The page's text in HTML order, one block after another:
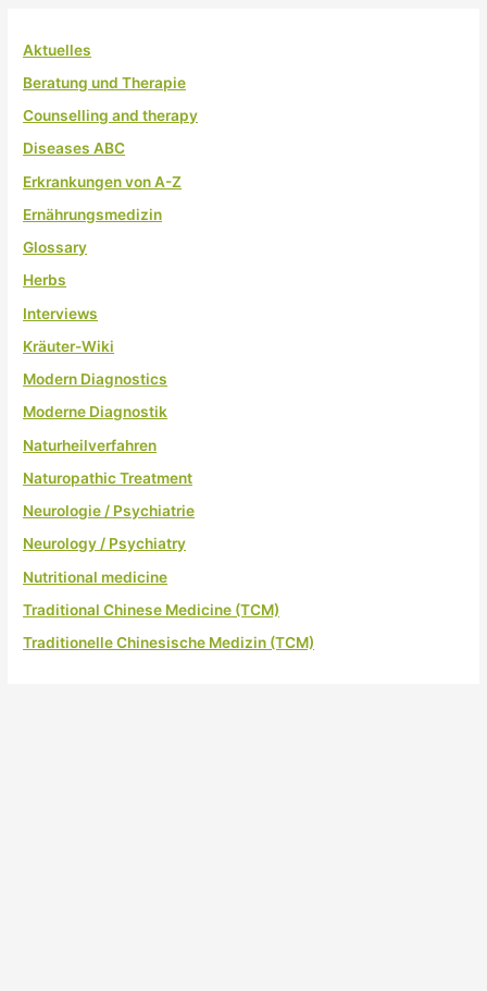
Aktuelles
Beratung und Therapie
Counselling and therapy
Diseases ABC
Erkrankungen von A-Z
Ernährungsmedizin
Glossary
Herbs
Interviews
Kräuter-Wiki
Modern Diagnostics
Moderne Diagnostik
Naturheilverfahren
Naturopathic Treatment
Neurologie / Psychiatrie
Neurology / Psychiatry
Nutritional medicine
Traditional Chinese Medicine (TCM)
Traditionelle Chinesische Medizin (TCM)